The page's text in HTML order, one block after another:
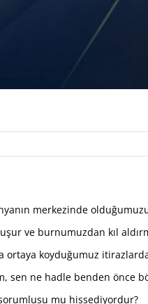
merkezinde
ve burnumuzdan kıl
koyduğumuz
sen ne hadle benden önce
mu hissediyordur?